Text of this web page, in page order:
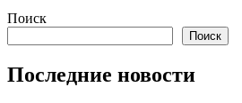
Поиск
Поиск
Последние новости